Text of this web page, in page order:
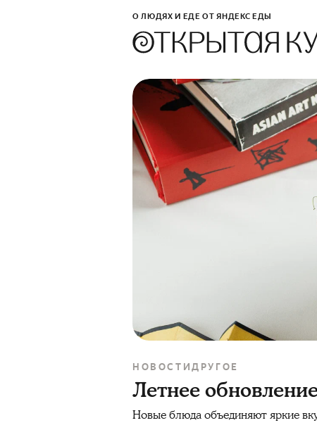
О ЛЮДЯХ И ЕДЕ ОТ ЯНДЕКС ЕДЫ
НОВОСТИДРУГОЕ
Летнее
Новые блюда объединяют яркие